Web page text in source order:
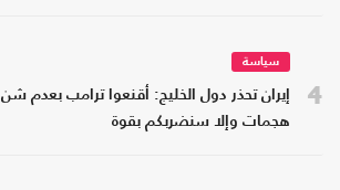
4
سياسة
إيران تحذر دول الخليج: أقنعوا ترامب بعدم شن
هجمات وإلا سنضربكم بقوة